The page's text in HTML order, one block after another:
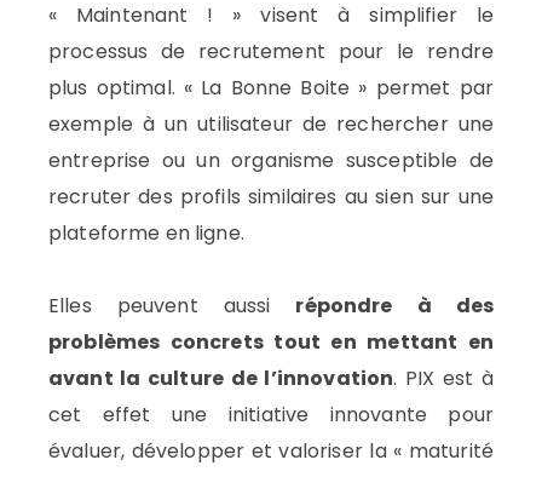
« Maintenant ! » visent à simplifier le
processus de recrutement pour le rendre
plus optimal. « La Bonne Boite » permet par
exemple à un utilisateur de rechercher une
entreprise ou un organisme susceptible de
recruter des profils similaires au sien sur une
plateforme en ligne.
Elles peuvent aussi répondre à des
problèmes concrets tout en mettant en
avant la culture de l’innovation. PIX est à
cet effet une initiative innovante pour
évaluer, développer et valoriser la « maturité